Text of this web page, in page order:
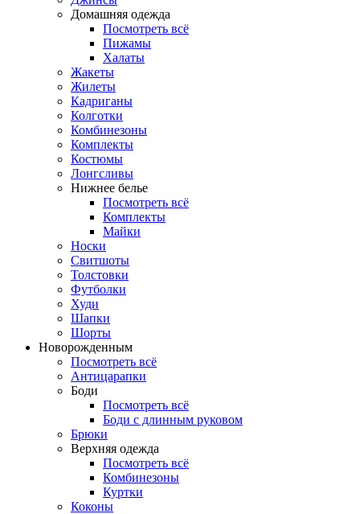
Домашняя одежда
Посмотреть всё
Пижамы
Халаты
Жакеты
Жилеты
Кадриганы
Колготки
Комбинезоны
Комплекты
Костюмы
Лонгсливы
Нижнее белье
Посмотреть всё
Комплекты
Майки
Носки
Свитшоты
Толстовки
Футболки
Худи
Шапки
Шорты
Новорожденным
Посмотреть всё
Антицарапки
Боди
Посмотреть всё
Боди с длинным руковом
Брюки
Верхняя одежда
Посмотреть всё
Комбинезоны
Куртки
Коконы